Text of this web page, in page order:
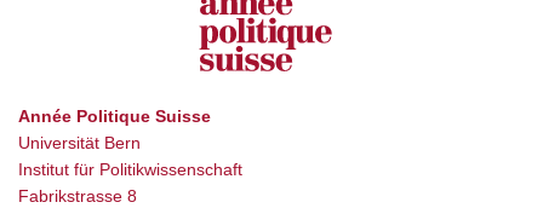
Année Politique Suisse
Universität Bern
Institut für Politikwissenschaft
Fabrikstrasse 8